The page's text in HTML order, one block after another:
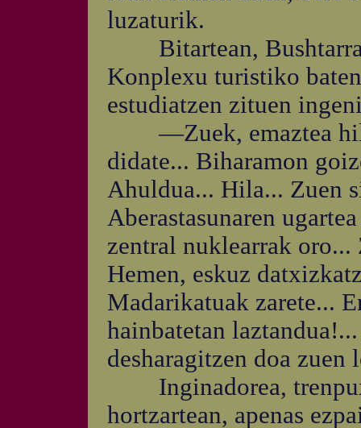
luzaturik.
Bitartean, Bushtarra
Konplexu turistiko
estudiatzen zituen
—Zuek, emaztea hil
didate... Biharamon
Ahuldua... Hila... Zuen
Aberastasunaren
zentral nuklearrak oro...
Hemen, eskuz
Madarikatuak zarete...
hainbatetan
desharagitzen doa zuen
Inginadorea,
hortzartean, apenas